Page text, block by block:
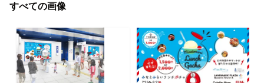
すべての画像